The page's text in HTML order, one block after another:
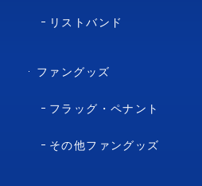
リストバンド
ファングッズ
フラッグ・ペナント
その他ファングッズ